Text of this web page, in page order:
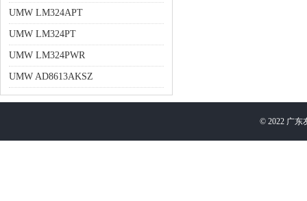
UMW LM324APT
UMW LM324PT
UMW LM324PWR
UMW AD8613AKSZ
© 2022 广东